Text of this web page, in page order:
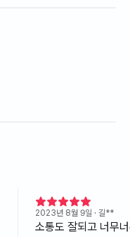
2023년 8월 9일 · 길**
소통도 잘되고 너무